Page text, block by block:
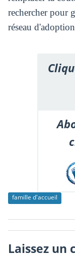
rechercher pour
réseau
famille d'accueil
Laissez un